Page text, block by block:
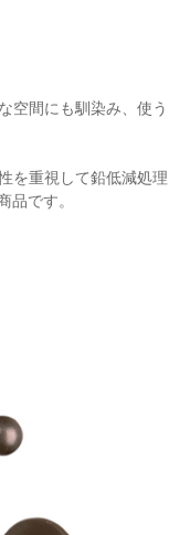
空間にも馴染み、使う
を重視して鉛低減処理
品です。